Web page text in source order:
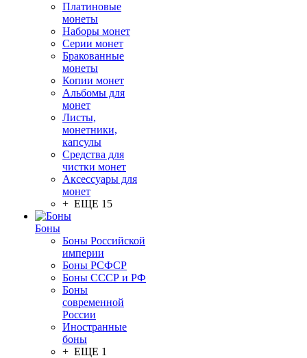
Платиновые
монеты
Наборы монет
Серии монет
Бракованные
монеты
Копии монет
Альбомы для
монет
Листы,
монетники,
капсулы
Средства для
чистки монет
Аксессуары для
монет
+ ЕЩЕ 15
Боны
Боны Российской
империи
Боны РСФСР
Боны СССР и РФ
Боны
современной
России
Иностранные
боны
+ ЕЩЕ 1